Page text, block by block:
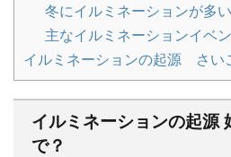
冬にイルミネーションが多
主なイルミネーションイベ
イルミネーションの起源 さい
イルミネーションの起源
で？